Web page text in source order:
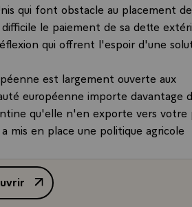
qui font obstacle au placement
le paiement de sa dette
qui offrent l'espoir d'une
est largement ouverte aux
européenne importe davantage
qu'elle n'en exporte vers votre
mis en place une politique agricole
Il est vrai que cette
d'excédents. Cette situation
Les excédents existent aussi
de M. François